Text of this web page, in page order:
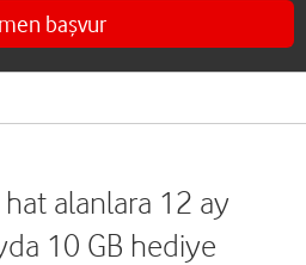
başvur
hat alanlara 12 ay
10 GB hediye